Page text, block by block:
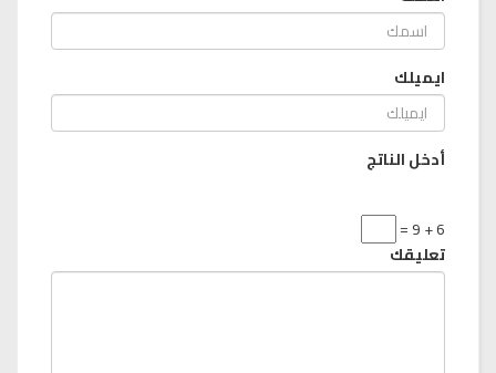
ايميلك
أدخل الناتج
6 + 9 =
تعليقك